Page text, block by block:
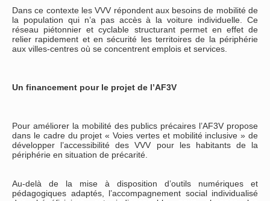
Dans ce contexte les VVV répondent aux besoins de mobilité de
la population qui n’a pas accès à la voiture individuelle. Ce
réseau piétonnier et cyclable structurant permet en effet de
relier rapidement et en sécurité les territoires de la périphérie
aux villes-centres où se concentrent emplois et services.
Un financement pour le projet de l’AF3V
Pour améliorer la mobilité des publics précaires l’AF3V propose
dans le cadre du projet « Voies vertes et mobilité inclusive » de
développer l’accessibilité des VVV pour les habitants de la
périphérie en situation de précarité.
Au-delà de la mise à disposition d’outils numériques et
pédagogiques adaptés, l’accompagnement social individualisé